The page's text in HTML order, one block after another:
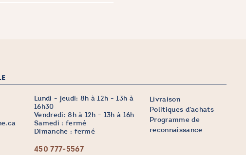
Lundi - jeudi: 8h à 12h - 13h à
16h30
Vendredi: 8h à 12h - 13h à 16h
Samedi : fermé
Dimanche : fermé
450 777-5567
Livraison
Politiques d’achats
Programme de
reconnaissance